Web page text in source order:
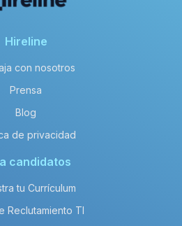
Hireline
con nosotros
Prensa
Blog
de privacidad
candidatos
tu Currículum
Reclutamiento TI